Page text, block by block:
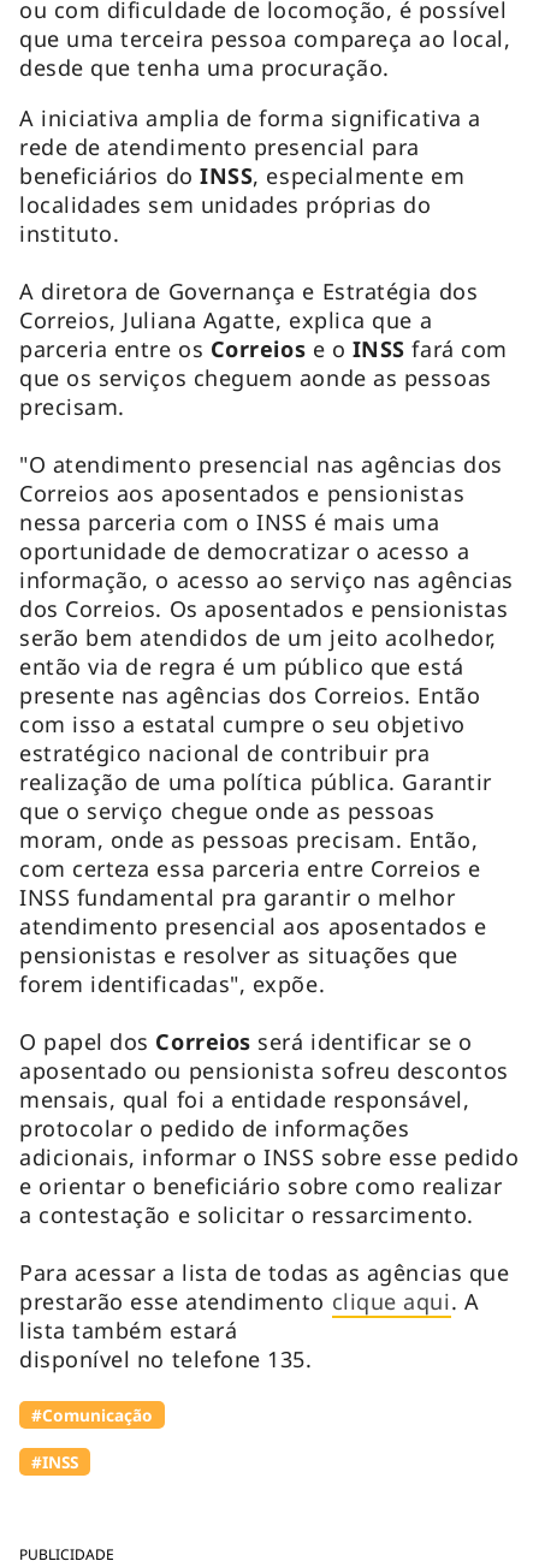
PUBLICIDADE
ou com dificuldade de locomoção, é possível
que uma terceira pessoa compareça ao local,
desde que tenha uma procuração.
A iniciativa amplia de forma significativa a
rede de atendimento presencial para
beneficiários doINSS, especialmente em
localidades sem unidades próprias do
instituto.
A diretora de Governança e Estratégia dos
Correios, Juliana Agatte, explica que a
parceria entre os Correios e o INSSfará com
que os serviços cheguem aonde as pessoas
precisam.
"O atendimento presencial nas agências dos
Correios aos aposentados e pensionistas
nessa parceria com o INSS é mais uma
oportunidade de democratizar o acesso a
informação, o acesso ao serviço nas agências
dos Correios. Os aposentados e pensionistas
serão bem atendidos de um jeito acolhedor,
então via de regra é um público que está
presente nas agências dos Correios. Então
com isso a estatal cumpre o seu objetivo
estratégico nacional de contribuir pra
realização de uma política pública. Garantir
que o serviço chegue onde as pessoas
moram, onde as pessoas precisam. Então,
com certeza essa parceria entre Correios e
INSS fundamental pra garantir o melhor
atendimento presencial aos aposentados e
pensionistas e resolver as situações que
forem identificadas", expõe.
O papel dos Correios será identificar se o
aposentado ou pensionista sofreu descontos
mensais, qual foi a entidade responsável,
protocolar o pedido de informações
adicionais, informar o INSS sobre esse pedido
e orientar o beneficiário sobre como realizar
a contestação e solicitar o ressarcimento.
Para acessar a lista de todas as agências que
prestarão esse atendimento clique aqui. A
lista também estará
disponível no telefone 135.
#Comunicação
#INSS